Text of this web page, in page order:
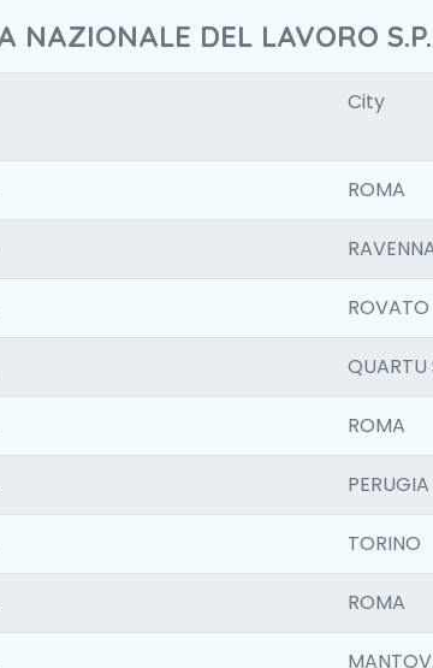
DEL LAVORO
City
ROMA
ROVATO
QUARTU
ROMA
PERUGIA
TORINO
ROMA